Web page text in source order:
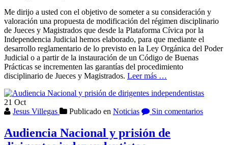
Me dirijo a usted con el objetivo de someter a su consideración y
valoración una propuesta de modificación del régimen disciplinario
de Jueces y Magistrados que desde la Plataforma Cívica por la
Independencia Judicial hemos elaborado, para que mediante el
desarrollo reglamentario de lo previsto en la Ley Orgánica del Poder
Judicial o a partir de la instauración de un Código de Buenas
Prácticas se incrementen las garantías del procedimiento
disciplinario de Jueces y Magistrados. Leer más
abierta
Manuel
de
Lara
…
21 Oct
Jesus Villegas
Publicado en Noticias Sin comentarios
Audiencia Nacional y prisión de